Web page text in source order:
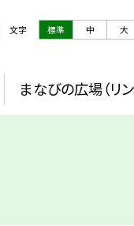
文字 標準 中 大
まなびの広場（リン